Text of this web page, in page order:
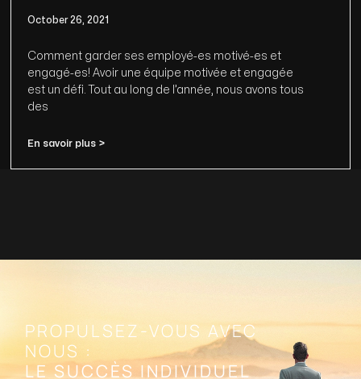
October 26, 2021
Comment garder ses employé-es motivé-es et
engagé-es! Avoir une équipe motivée et engagée
est un défi. Tout au long de l’année, nous avons tous
des
En savoir plus >
PROPULSEZ-VOUS AVEC
NOUS :
LE SUCCÈS INDIVIDUEL